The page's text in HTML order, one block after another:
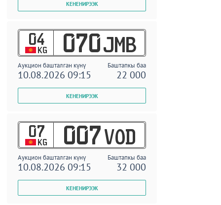
04
KG 070 JMB
Аукцион башталган күнү Баштапкы баа
10.08.2026 09:15 22 000
07
KG 007 VOD
Аукцион башталган күнү Баштапкы баа
10.08.2026 09:15 32 000